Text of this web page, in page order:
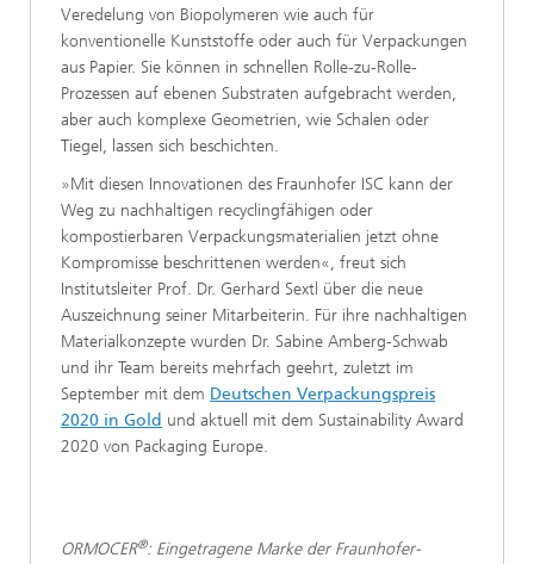
Veredelung von Biopolymeren wie auch für
konventionelle Kunststoffe oder auch für Verpackungen
aus Papier. Sie können in schnellen Rolle-zu-Rolle-
Prozessen auf ebenen Substraten aufgebracht werden,
aber auch komplexe Geometrien, wie Schalen oder
Tiegel, lassen sich beschichten.
»Mit diesen Innovationen des Fraunhofer ISC kann der
Weg zu nachhaltigen recyclingfähigen oder
kompostierbaren Verpackungsmaterialien jetzt ohne
Kompromisse beschrittenen werden«, freut sich
Institutsleiter Prof. Dr. Gerhard Sextl über die neue
Auszeichnung seiner Mitarbeiterin. Für ihre nachhaltigen
Materialkonzepte wurden Dr. Sabine Amberg-Schwab
und ihr Team bereits mehrfach geehrt, zuletzt im
September mit dem Deutschen Verpackungspreis
2020 in Gold und aktuell mit dem Sustainability Award
2020 von Packaging Europe.
ORMOCER®: Eingetragene Marke der Fraunhofer-